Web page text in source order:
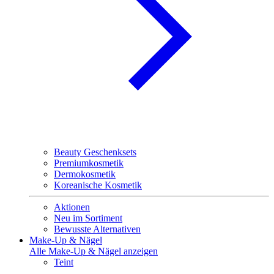
Beauty Geschenksets
Premiumkosmetik
Dermokosmetik
Koreanische Kosmetik
Aktionen
Neu im Sortiment
Bewusste Alternativen
Make-Up & Nägel
Alle Make-Up & Nägel anzeigen
Teint